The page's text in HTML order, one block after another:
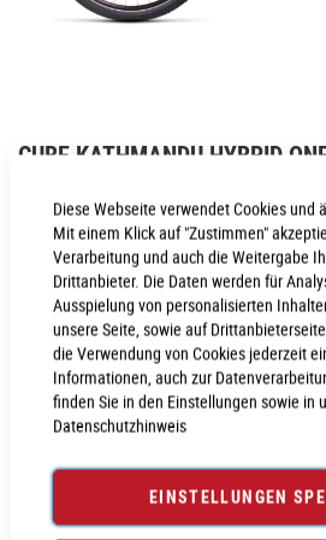
Diese Webseite verwendet Cookies und
Mit einem Klick auf "Zustimmen"
Verarbeitung und auch die Weitergabe
Drittanbieter. Die Daten werden für
Ausspielung von personalisierten
unsere Seite, sowie auf
die Verwendung von Cookies jederzeit
Informationen, auch zur
finden Sie in den Einstellungen sowie in
Datenschutzhinweis
EINSTELLUNGEN
Anfang
Bildgalerie
springen
CUBE KATHMANDU HYBRID
Inkl. MwSt., nur Abholung möglich
PROBEFAHRT
Produktanfrage stellen
PRODUKTINFORMATIONEN